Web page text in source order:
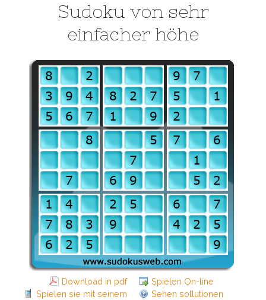
Sudoku von sehr
einfacher höhe
Download in pdf
Spielen On-line
Spielen sie mit seinem
Sehen sollutionen